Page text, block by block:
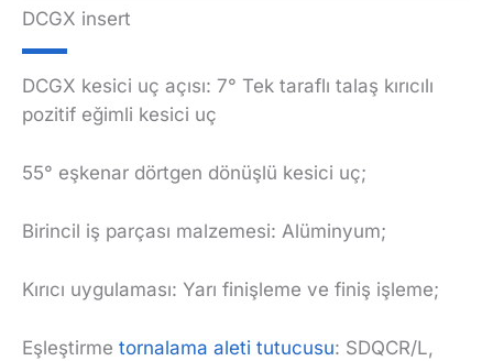
DCGX insert
DCGX kesici uç açısı: 7° Tek taraflı talaş kırıcılı
pozitif eğimli kesici uç
55° eşkenar dörtgen dönüşlü kesici uç;
Birincil iş parçası malzemesi: Alüminyum;
Kırıcı uygulaması: Yarı finişleme ve finiş işleme;
Eşleştirme tornalama aleti tutucusu: SDQCR/L,